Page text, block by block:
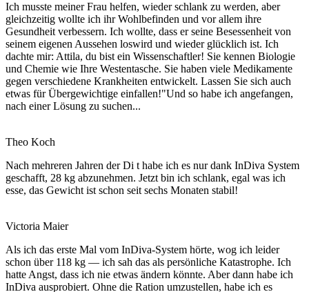
Ich musste meiner Frau helfen, wieder schlank zu werden, aber
gleichzeitig wollte ich ihr Wohlbefinden und vor allem ihre
Gesundheit verbessern. Ich wollte, dass er seine Besessenheit von
seinem eigenen Aussehen loswird und wieder glücklich ist. Ich
dachte mir: Attila, du bist ein Wissenschaftler! Sie kennen Biologie
und Chemie wie Ihre Westentasche. Sie haben viele Medikamente
gegen verschiedene Krankheiten entwickelt. Lassen Sie sich auch
etwas für Übergewichtige einfallen!"Und so habe ich angefangen,
nach einer Lösung zu suchen...
Theo Koch
Nach mehreren Jahren der Di t habe ich es nur dank InDiva System
geschafft, 28 kg abzunehmen. Jetzt bin ich schlank, egal was ich
esse, das Gewicht ist schon seit sechs Monaten stabil!
Victoria Maier
Als ich das erste Mal vom InDiva‑System hörte, wog ich leider
schon über 118 kg — ich sah das als persönliche Katastrophe. Ich
hatte Angst, dass ich nie etwas ändern könnte. Aber dann habe ich
InDiva ausprobiert. Ohne die Ration umzustellen, habe ich es